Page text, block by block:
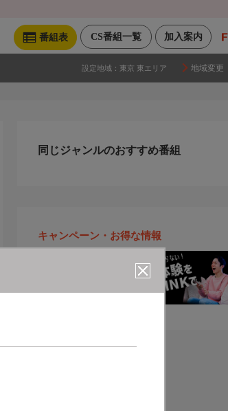
加入案内
CS番組一覧
番組表
設定地域： 東京 東エリア 地域変更
同じジャンルのおすすめ番組
キャンペーン・お得な情報